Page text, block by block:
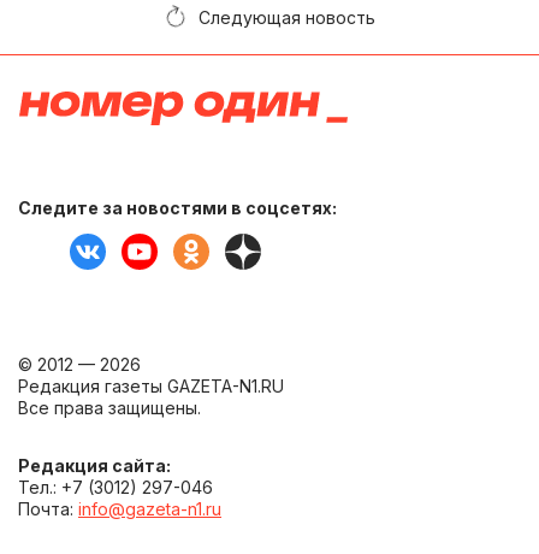
Следующая новость
Следите за новостями в соцсетях:
© 2012 — 2026
Редакция газеты GAZETA-N1.RU
Все права защищены.
Редакция сайта:
Тел.: +7 (3012) 297-046
Почта: info@gazeta-n1.ru